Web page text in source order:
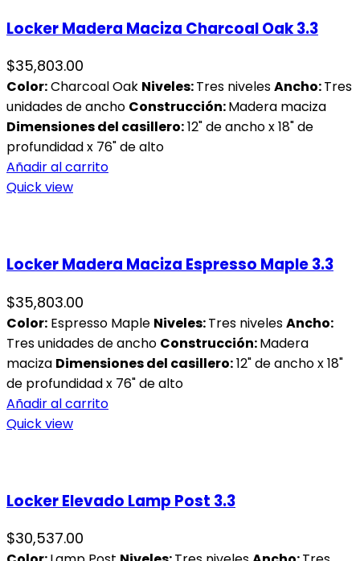
Locker Madera Maciza Charcoal Oak 3.3
$35,803.00
Color:Charcoal Oak Niveles:Tres nivelesAncho:Tres
unidades de ancho Construcción:Madera maciza
Dimensiones del casillero:12" de ancho x 18" de
profundidad x 76" de alto
Añadir al carrito
Quick view
Locker Madera Maciza Espresso Maple 3.3
$35,803.00
Color: Espresso Maple Niveles:Tres nivelesAncho:
Tres unidades de ancho Construcción:Madera
maciza Dimensiones del casillero:12" de ancho x 18"
de profundidad x 76" de alto
Añadir al carrito
Quick view
Locker Elevado Lamp Post 3.3
$30,537.00